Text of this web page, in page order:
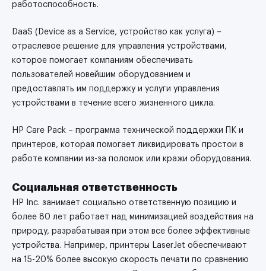
работоспособность.
DaaS (Device as a Service, устройство как услуга) –
отраслевое решение для управления устройствами,
которое помогает компаниям обеспечивать
пользователей новейшим оборудованием и
предоставлять им поддержку и услуги управления
устройствами в течение всего жизненного цикла.
HP Care Pack – программа технической поддержки ПК и
принтеров, которая помогает ликвидировать простои в
работе компании из-за поломок или кражи оборудования.
Социальная ответственность
HP Inc. занимает социально ответственную позицию и
более 80 лет работает над минимизацией воздействия на
природу, разрабатывая при этом все более эффективные
устройства. Например, принтеры LaserJet обеспечивают
на 15-20% более высокую скорость печати по сравнению